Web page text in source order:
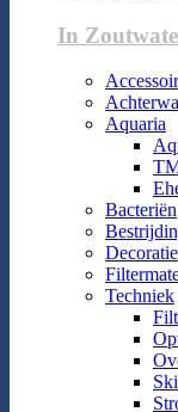
In
Aquaria
Bacteriën
Decoratie
Techniek